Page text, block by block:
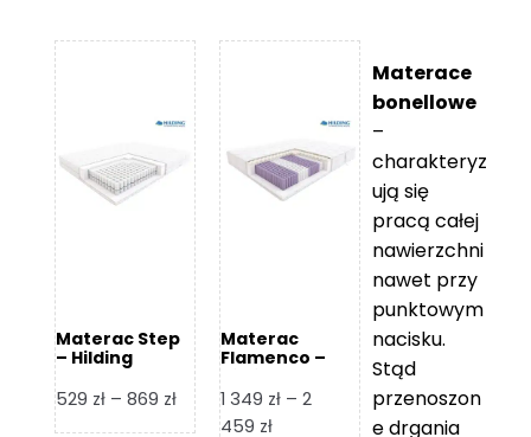
Materac Step
– Hilding
529 zł – 869 złZakres
cen:
Materac
Flamenco –
1 349 zł – 2
459 złZakres
Materace
bonellowe
–
charakteryz
ują się
pracą całej
nawierzchni
nawet przy
punktowym
nacisku.
Stąd
przenoszon
e drgania